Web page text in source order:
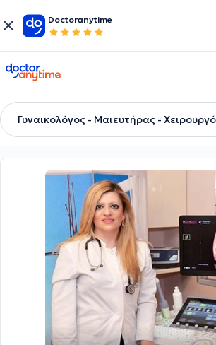
Doctoranytime
doctoranytime
Γυναικολόγος - Μαιευτήρας -